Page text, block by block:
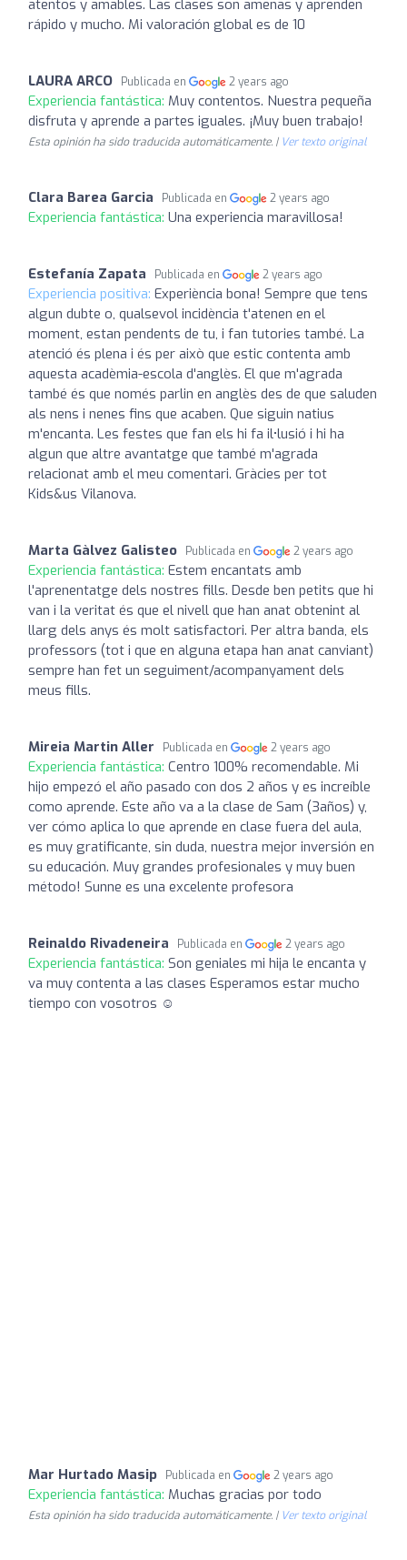
atentos y amables. Las clases son amenas y aprenden
rápido y mucho. Mi valoración global es de 10
LAURA ARCO Publicada en 2 years ago
Experiencia fantástica: Muy contentos. Nuestra pequeña
disfruta y aprende a partes iguales. ¡Muy buen trabajo!
Esta opinión ha sido traducida automáticamente. | Ver texto original
Clara Barea Garcia Publicada en 2 years ago
Experiencia fantástica: Una experiencia maravillosa!
Estefanía Zapata Publicada en 2 years ago
Experiencia positiva: Experiència bona! Sempre que tens
algun dubte o, qualsevol incidència t'atenen en el
moment, estan pendents de tu, i fan tutories també. La
atenció és plena i és per això que estic contenta amb
aquesta acadèmia-escola d'anglès. El que m'agrada
també és que només parlin en anglès des de que saluden
als nens i nenes fins que acaben. Que siguin natius
m'encanta. Les festes que fan els hi fa il•lusió i hi ha
algun que altre avantatge que també m'agrada
relacionat amb el meu comentari. Gràcies per tot
Kids&us Vilanova.
Marta Gàlvez Galisteo Publicada en 2 years ago
Experiencia fantástica: Estem encantats amb
l'aprenentatge dels nostres fills. Desde ben petits que hi
van i la veritat és que el nivell que han anat obtenint al
llarg dels anys és molt satisfactori. Per altra banda, els
professors (tot i que en alguna etapa han anat canviant)
sempre han fet un seguiment/acompanyament dels
meus fills.
Mireia Martin Aller Publicada en 2 years ago
Experiencia fantástica: Centro 100% recomendable. Mi
hijo empezó el año pasado con dos 2 años y es increíble
como aprende. Este año va a la clase de Sam (3años) y,
ver cómo aplica lo que aprende en clase fuera del aula,
es muy gratificante, sin duda, nuestra mejor inversión en
su educación. Muy grandes profesionales y muy buen
método! Sunne es una excelente profesora
Reinaldo Rivadeneira Publicada en 2 years ago
Experiencia fantástica: Son geniales mi hija le encanta y
va muy contenta a las clases Esperamos estar mucho
tiempo con vosotros ☺️
Mar Hurtado Masip Publicada en 2 years ago
Experiencia fantástica: Muchas gracias por todo
Esta opinión ha sido traducida automáticamente. | Ver texto original